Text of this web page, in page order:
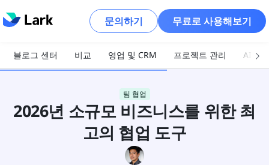
문의하기 무료로 사용해보기
블로그 센터 비교 영업 및 CRM 프로젝트 관리 AI 및
팀 협업
2026년 소규모 비즈니스를 위한 최
고의 협업 도구